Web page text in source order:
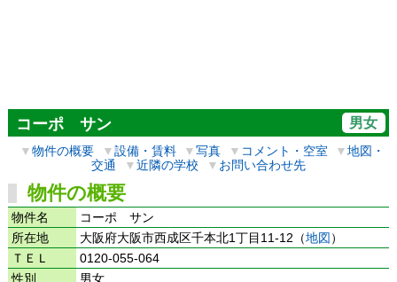
コーポ サン 男女
▼物件の概要 ▼設備・賃料 ▼写真 ▼ コメント・空室 ▼地図・
交通
▼近隣の学校 ▼ お問い合わせ先
物件の概要
物件名
コーポ サン
所在地
大阪府大阪市西成区千本北1丁目11-12（地図 ）
ＴＥＬ
0120-055-064
性別
男女